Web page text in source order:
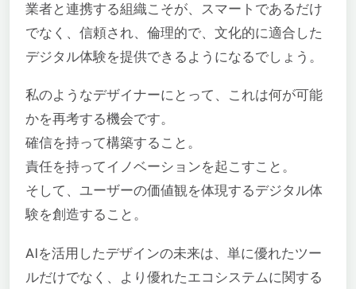
業者と連携する組織こそが、スマートであるだけ
でなく、信頼され、倫理的で、文化的に適合した
デジタル体験を提供できるようになるでしょう。
私のようなデザイナーにとって、これは何が可能
かを再考する機会です。
確信を持って構築すること。
責任を持ってイノベーションを起こすこと。
そして、ユーザーの価値観を体現するデジタル体
験を創造すること。
AIを活用したデザインの未来は、単に優れたツー
ルだけでなく、より優れたエコシステムに関する